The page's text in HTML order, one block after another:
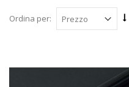
Ordina per: